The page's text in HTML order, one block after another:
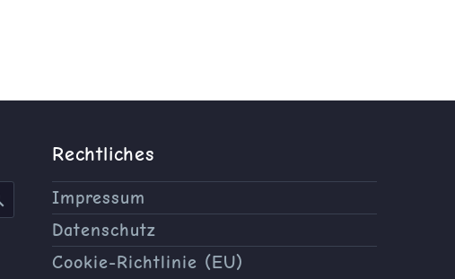
Rechtliches
Impressum
Datenschutz
Cookie-Richtlinie (EU)